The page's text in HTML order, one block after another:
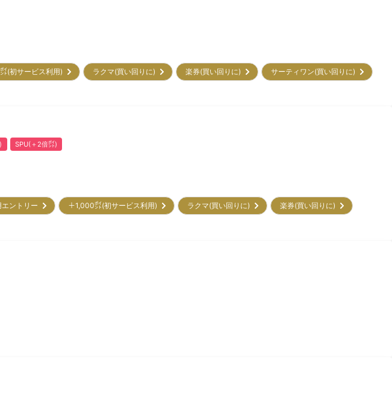
(初サービス利用) ラクマ(買い回りに) 楽券(買い回りに)
サーティワン(買い回りに)
SPU(＋2倍㌽)
エントリー ＋1,000㌽(初サービス利用) ラクマ(買い回りに)
楽券(買い回りに)